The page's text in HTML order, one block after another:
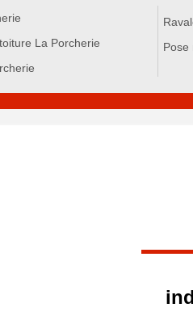
La Porcherie
Pose